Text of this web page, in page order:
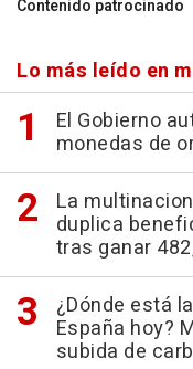
Contenido patrocinado
Lo más leído en
El Gobierno
monedas de
La
duplica
tras ganar
¿Dónde está
España hoy?
subida de